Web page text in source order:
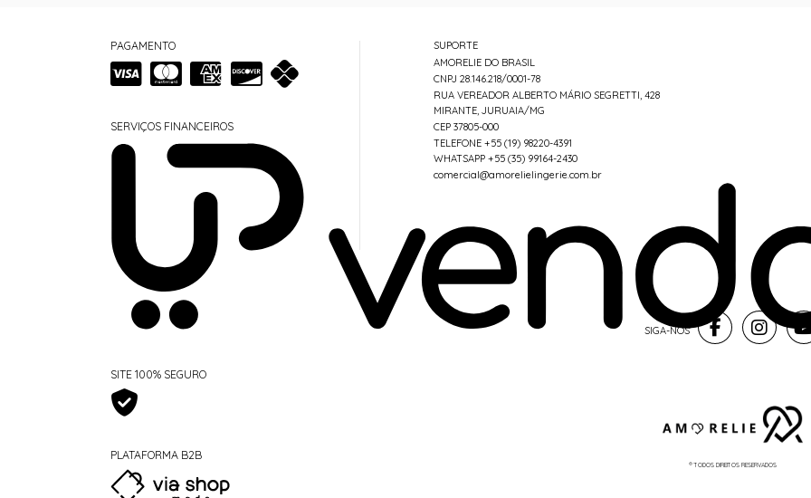
PAGAMENTO
SERVIÇOS FINANCEIROS
SITE 100% SEGURO
PLATAFORMA B2B
SUPORTE
AMORELIE DO BRASIL
CNPJ 28.146.218/0001-78
RUA VEREADOR ALBERTO MÁRIO SEGRETTI, 428
MIRANTE, JURUAIA/MG
CEP 37805-000
TELEFONE +55 (19) 98220-4391
WHATSAPP +55 (35) 99164-2430
comercial@amorelielingerie.com.br
® TODOS DIREITOS RESERVADOS